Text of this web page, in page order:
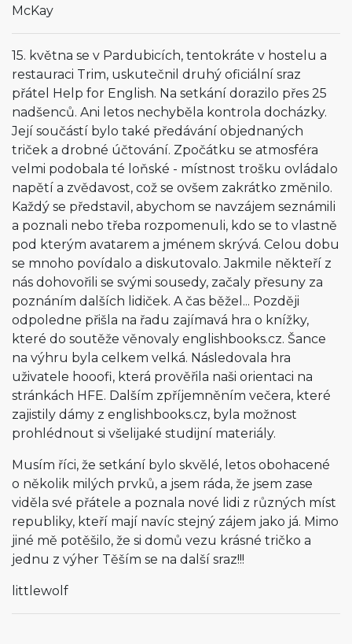
McKay
15. května se v Pardubicích, tentokráte v hostelu a
restauraci Trim, uskutečnil druhý oficiální sraz
přátel Help for English. Na setkání dorazilo přes 25
nadšenců. Ani letos nechyběla kontrola docházky.
Její součástí bylo také předávání objednaných
triček a drobné účtování. Zpočátku se atmosféra
velmi podobala té loňské - místnost trošku ovládalo
napětí a zvědavost, což se ovšem zakrátko změnilo.
Každý se představil, abychom se navzájem seznámili
a poznali nebo třeba rozpomenuli, kdo se to vlastně
pod kterým avatarem a jménem skrývá. Celou dobu
se mnoho povídalo a diskutovalo. Jakmile někteří z
nás dohovořili se svými sousedy, začaly přesuny za
poznáním dalších lidiček. A čas běžel... Později
odpoledne přišla na řadu zajímavá hra o knížky,
které do soutěže věnovaly englishbooks.cz. Šance
na výhru byla celkem velká. Následovala hra
uživatele hooofi, která prověřila naši orientaci na
stránkách HFE. Dalším zpříjemněním večera, které
zajistily dámy z englishbooks.cz, byla možnost
prohlédnout si všelijaké studijní materiály.
Musím říci, že setkání bylo skvělé, letos obohacené
o několik milých prvků, a jsem ráda, že jsem zase
viděla své přátele a poznala nové lidi z různých míst
republiky, kteří mají navíc stejný zájem jako já. Mimo
jiné mě potěšilo, že si domů vezu krásné tričko a
jednu z výher Těším se na další sraz!!!
littlewolf